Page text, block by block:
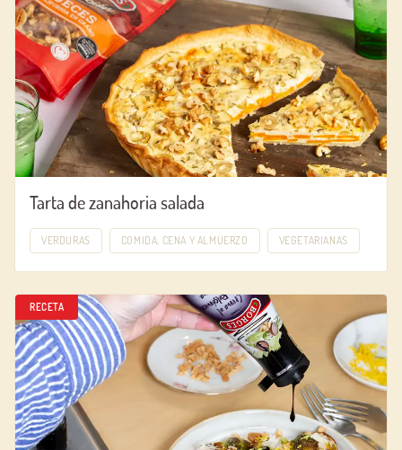
Tarta de zanahoria salada
VERDURAS COMIDA, CENA Y ALMUERZO VEGETARIANAS
RECETA